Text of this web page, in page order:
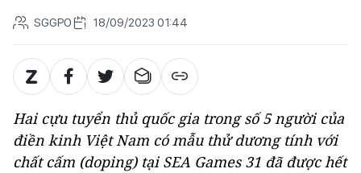
SGGPO 18/09/2023 01:44
Hai cựu tuyển thủ quốc gia trong số 5 người của
điền kinh Việt Nam có mẫu thử dương tính với
chất cấm (doping) tại SEA Games 31 đã được hết